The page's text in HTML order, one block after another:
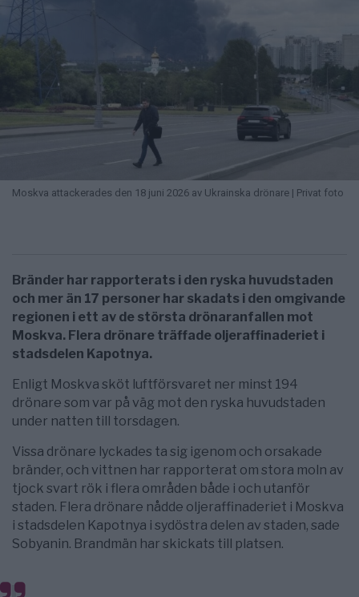
Moskva attackerades den 18 juni 2026 av Ukrainska drönare | Privat foto
Bränder har rapporterats i den ryska huvudstaden
och mer än 17 personer har skadats i den omgivande
regionen i ett av de största drönaranfallen mot
Moskva. Flera drönare träffade oljeraffinaderiet i
stadsdelen Kapotnya.
Enligt Moskva sköt luftförsvaret ner minst 194
drönare som var på väg mot den ryska huvudstaden
under natten till torsdagen.
Vissa drönare lyckades ta sig igenom och orsakade
bränder, och vittnen har rapporterat om stora moln av
tjock svart rök i flera områden både i och utanför
staden. Flera drönare nådde oljeraffinaderiet i Moskva
i stadsdelen Kapotnya i sydöstra delen av staden, sade
Sobyanin. Brandmän har skickats till platsen.